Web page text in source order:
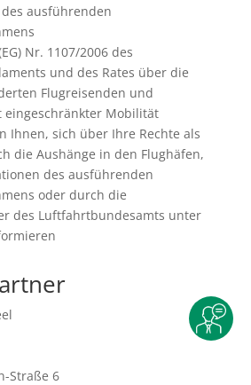
ausführenden
Nr. 1107/2006 des
und des Rates über die
Flugreisenden und
eingeschränkter Mobilität
Ihnen, sich über Ihre Rechte als
die Aushänge in den Flughäfen,
des ausführenden
oder durch die
des Luftfahrtbundesamts unter
Straße 6